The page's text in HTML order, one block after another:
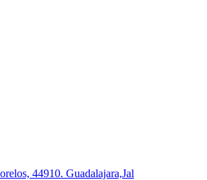
44910. Guadalajara,Jal